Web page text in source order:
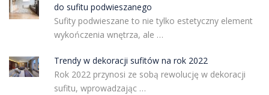
do sufitu podwieszanego
Sufity podwieszane to nie tylko estetyczny element
wykończenia wnętrza, ale …
Trendy w dekoracji sufitów na rok 2022
Rok 2022 przynosi ze sobą rewolucję w dekoracji
sufitu, wprowadzając …